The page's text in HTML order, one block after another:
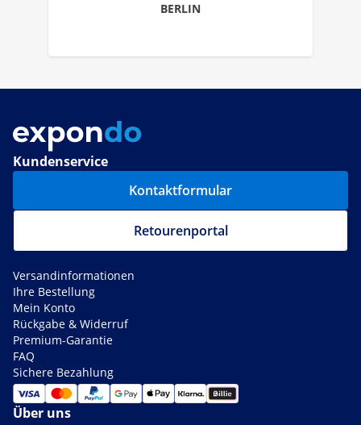
BERLIN
Kundenservice
Kontaktformular
Retourenportal
Versandinformationen
Ihre Bestellung
Mein Konto
Rückgabe & Widerruf
Premium-Garantie
FAQ
Sichere Bezahlung
Über uns